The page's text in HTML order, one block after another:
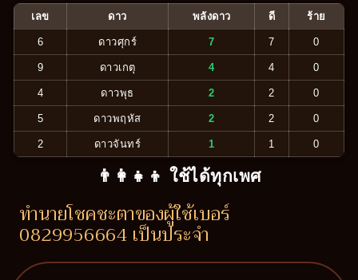
เลข ดาว พลังดาว ดี ร้าย
6 ดาวศุกร์ 7 7 0
9 ดาวเกตุ 4 4 0
4 ดาวพุธ 2 2 0
5 ดาวพฤหัส 2 2 0
2 ดาวจันทร์ 1 1 0
👨‍👩‍👧‍👦 ใช้ได้ทุกเพศ
ทำนายโชคชะตาของผู้ใช้เบอร์
0829956664 เป็นประจำ